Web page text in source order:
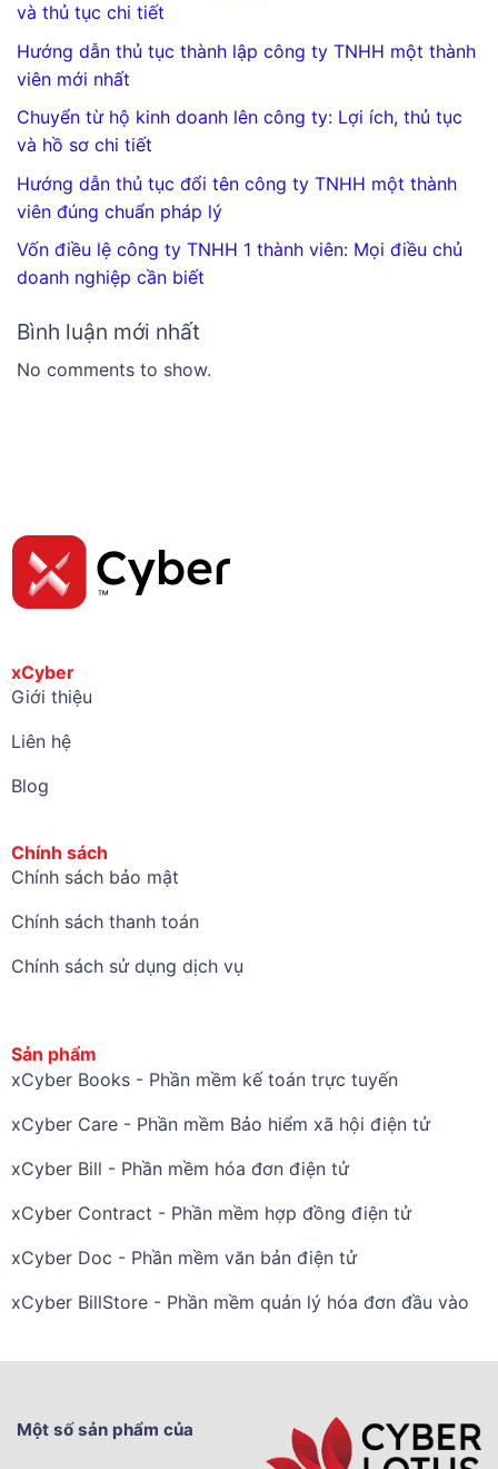
và thủ tục chi tiết
Hướng dẫn thủ tục thành lập công ty TNHH một thành
viên mới nhất
Chuyển từ hộ kinh doanh lên công ty: Lợi ích, thủ tục
và hồ sơ chi tiết
Hướng dẫn thủ tục đổi tên công ty TNHH một thành
viên đúng chuẩn pháp lý
Vốn điều lệ công ty TNHH 1 thành viên: Mọi điều chủ
doanh nghiệp cần biết
Bình luận mới nhất
No comments to show.
xCyber
Giới thiệu
Liên hệ
Blog
Chính sách
Chính sách bảo mật
Chính sách thanh toán
Chính sách sử dụng dịch vụ
Sản phẩm
xCyber Books - Phần mềm kế toán trực tuyến
xCyber Care - Phần mềm Bảo hiểm xã hội điện tử
xCyber Bill - Phần mềm hóa đơn điện tử
xCyber Contract - Phần mềm hợp đồng điện tử
xCyber Doc - Phần mềm văn bản điện tử
xCyber BillStore - Phần mềm quản lý hóa đơn đầu vào
Một số sản phẩm của